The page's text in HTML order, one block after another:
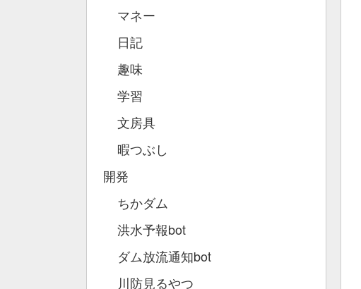
マネー
日記
趣味
学習
文房具
暇つぶし
開発
ちかダム
洪水予報bot
ダム放流通知bot
川防見るやつ